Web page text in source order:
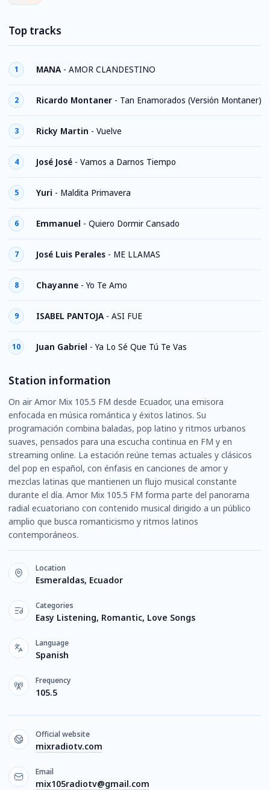
Top tracks
1 MANA - AMOR CLANDESTINO
2 Ricardo Montaner - Tan Enamorados (Versión Montaner)
3 Ricky Martin - Vuelve
4 José José - Vamos a Darnos Tiempo
5 Yuri - Maldita Primavera
6 Emmanuel - Quiero Dormir Cansado
7 José Luis Perales - ME LLAMAS
8 Chayanne -Yo Te Amo
9 ISABEL PANTOJA - ASI FUE
10 Juan Gabriel -Ya Lo Sé Que Tú Te Vas
Station information
On air Amor Mix 105.5 FM desde Ecuador, una emisora
enfocada en música romántica y éxitos latinos. Su
programación combina baladas, pop latino y ritmos urbanos
suaves, pensados para una escucha continua en FM y en
streaming online. La estación reúne temas actuales y clásicos
del pop en español, con énfasis en canciones de amor y
mezclas latinas que mantienen un flujo musical constante
durante el día. Amor Mix 105.5 FM forma parte del panorama
radial ecuatoriano con contenido musical dirigido a un público
amplio que busca romanticismo y ritmos latinos
contemporáneos.
Location
Esmeraldas, Ecuador
Categories
Easy Listening, Romantic, Love Songs
Language
Spanish
Frequency
105.5
Official website
mixradiotv.com
Email
mix105radiotv@gmail.com